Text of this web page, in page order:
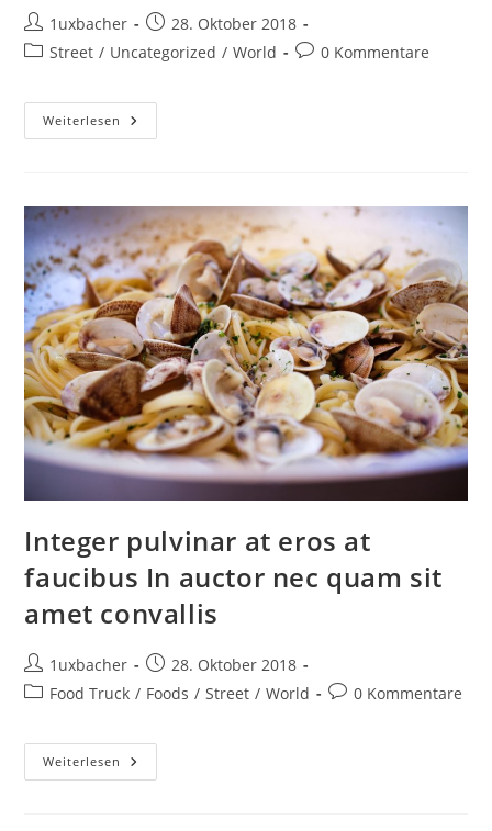
1uxbacher
28. Oktober 2018
Street / Uncategorized / World 0 Kommentare
Weiterlesen
Integer pulvinar at eros at
faucibus In auctor nec quam sit
amet convallis
1uxbacher
28. Oktober 2018
Food Truck / Foods / Street / World 0 Kommentare
Weiterlesen